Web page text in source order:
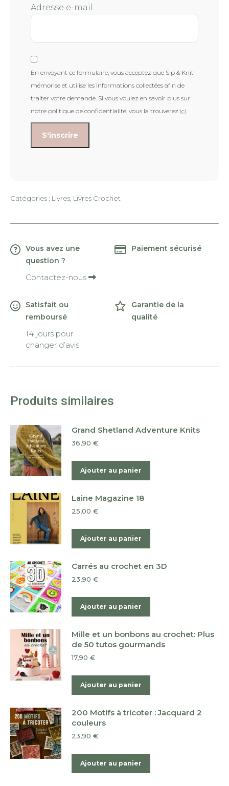
Adresse e-mail
En envoyant ce formulaire, vous acceptez que Sip & Knit
mémorise et utilise les informations collectées afin de
traiter votre demande. Si vous voulez en savoir plus sur
notre politique de confidentialité, vous la trouverez ici
Catégories : Livres Livres Crochet
Vous avez une
question ?
Contactez-nous
Paiement sécurisé
Satisfait ou
remboursé
14 jours pour
changer d’avis
Garantie de la
qualité
Produits similaires
Grand Shetland Adventure Knits
36,90 €
Ajouter au panier
Laine Magazine 18
25,00 €
Ajouter au panier
Carrés au crochet en 3D
23,90 €
Ajouter au panier
Mille et un bonbons au crochet: Plus
de 50 tutos gourmands
17,90 €
Ajouter au panier
200 Motifs à tricoter : Jacquard 2
couleurs
23,90 €
Ajouter au panier